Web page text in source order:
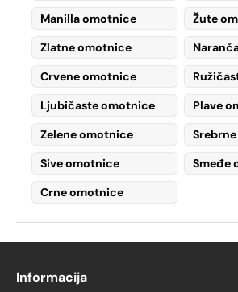
leptirajenezaboravani
značajka
što pozivnice čini
Svestrana
kremastih
Čestitke – Pogodno za
korporativni događaji
Luksuzna komunikacija
završne obradeza
elegancije
Omotnice krem ​​boje
Manilla omotnice
Žute
Zlatne omotnice
Crvene omotnice
Ljubičaste omotnice
Plave
Zelene omotnice
Sive omotnice
Smeđe
Crne omotnice
Informacija